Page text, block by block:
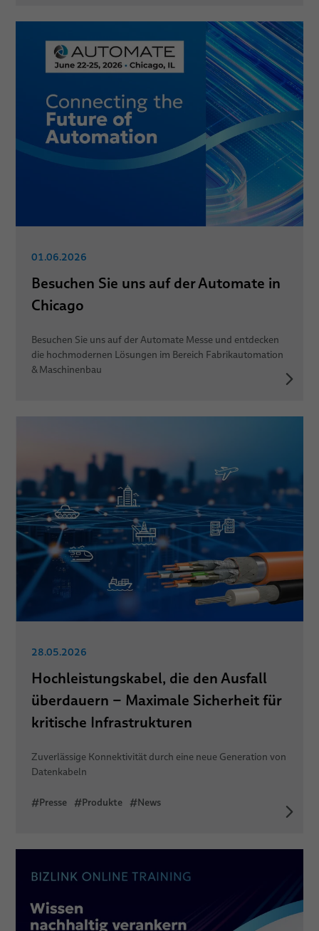
01.06.2026
Besuchen Sie uns auf der Automate in
Chicago
Besuchen Sie uns auf der Automate Messe und entdecken
die hochmodernen Lösungen im Bereich Fabrikautomation
& Maschinenbau
28.05.2026
Hochleistungskabel, die den Ausfall
überdauern – Maximale Sicherheit für
kritische Infrastrukturen
Zuverlässige Konnektivität durch eine neue Generation von
Datenkabeln
#Presse #Produkte #News